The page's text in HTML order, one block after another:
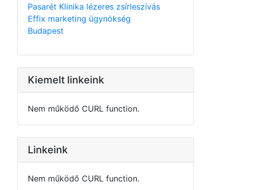
Pasarét Klinika lézeres zsírleszívás
Effix marketing ügynökség
Budapest
Kiemelt linkeink
Nem működő CURL function.
Linkeink
Nem működő CURL function.